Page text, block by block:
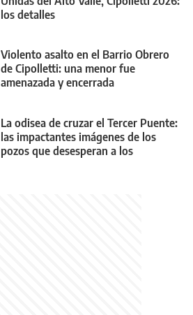
los detalles
Violento asalto en el Barrio Obrero
de Cipolletti: una menor fue
amenazada y encerrada
La odisea de cruzar el Tercer Puente:
las impactantes imágenes de los
pozos que desesperan a los